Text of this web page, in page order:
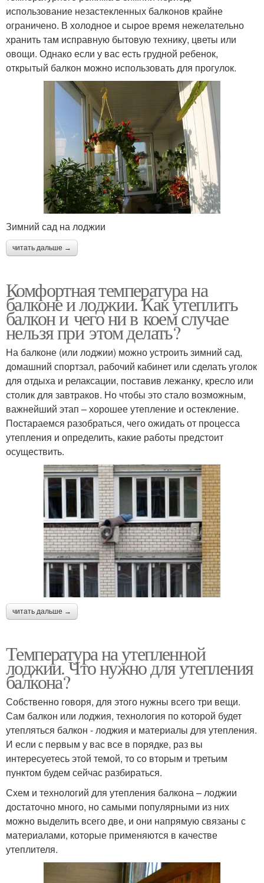
использование незастекленных балконов крайне
ограничено. В холодное и сырое время нежелательно
хранить там исправную бытовую технику, цветы или
овощи. Однако если у вас есть грудной ребенок,
открытый балкон можно использовать для прогулок.
Зимний сад на лоджии
читать дальше →
Комфортная температура на
балконе и лоджии. Как утеплить
балкон и чего ни в коем случае
нельзя при этом делать?
На балконе (или лоджии) можно устроить зимний сад,
домашний спортзал, рабочий кабинет или сделать уголок
для отдыха и релаксации, поставив лежанку, кресло или
столик для завтраков. Но чтобы это стало возможным,
важнейший этап – хорошее утепление и остекление.
Постараемся разобраться, чего ожидать от процесса
утепления и определить, какие работы предстоит
осуществить.
читать дальше →
Температура на утепленной
лоджии. Что нужно для утепления
балкона?
Собственно говоря, для этого нужны всего три вещи.
Сам балкон или лоджия, технология по которой будет
утепляться балкон - лоджия и материалы для утепления.
И если с первым у вас все в порядке, раз вы
интересуетесь этой темой, то со вторым и третьим
пунктом будем сейчас разбираться.
Схем и технологий для утепления балкона – лоджии
достаточно много, но самыми популярными из них
можно выделить всего две, и они напрямую связаны с
материалами, которые применяются в качестве
утеплителя.